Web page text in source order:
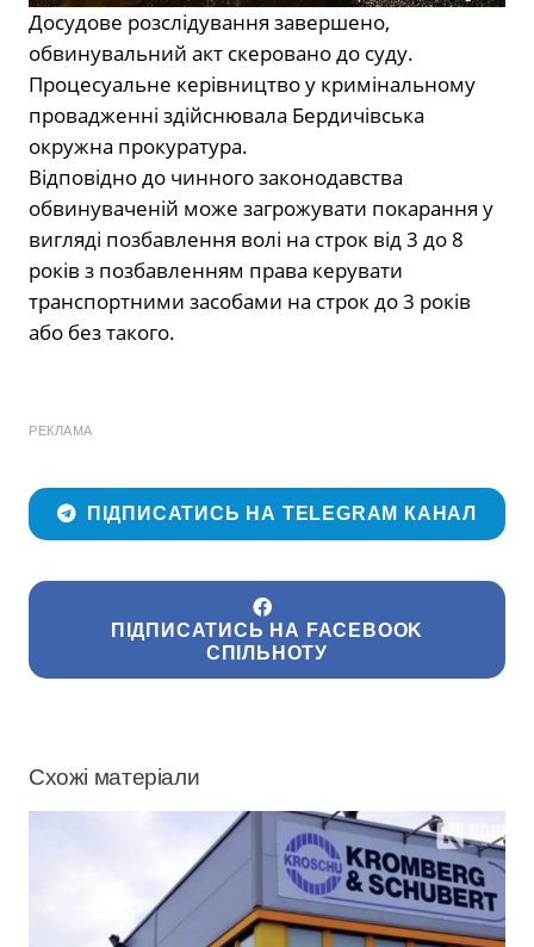
Досудове розслідування завершено,
обвинувальний акт скеровано до суду.
Процесуальне керівництво у кримінальному
провадженні здійснювала Бердичівська
окружна прокуратура.
Відповідно до чинного законодавства
обвинуваченій може загрожувати покарання у
вигляді позбавлення волі на строк від 3 до 8
років з позбавленням права керувати
транспортними засобами на строк до 3 років
або без такого.
РЕКЛАМА
ПІДПИСАТИСЬ НА TELEGRAM КАНАЛ
ПІДПИСАТИСЬ НА FACEBOOK
СПІЛЬНОТУ
Схожі матеріали